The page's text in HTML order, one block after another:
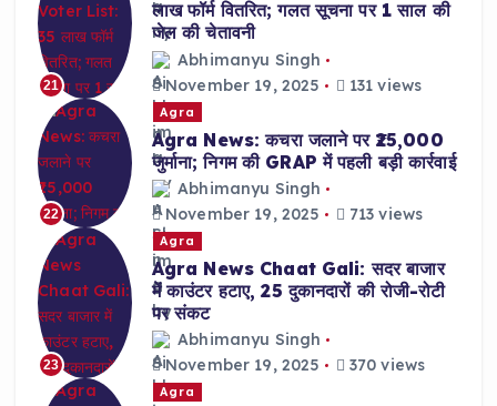
21
लाख फॉर्म वितरित; गलत सूचना पर 1 साल की
जेल की चेतावनी
Abhimanyu Singh
November 19, 2025
131 views
22
Agra
Agra News: कचरा जलाने पर ₹25,000
जुर्माना; निगम की GRAP में पहली बड़ी कार्रवाई
Abhimanyu Singh
November 19, 2025
713 views
23
Agra
Agra News Chaat Gali: सदर बाजार
में काउंटर हटाए, 25 दुकानदारों की रोजी-रोटी
पर संकट
Abhimanyu Singh
November 19, 2025
370 views
Agra